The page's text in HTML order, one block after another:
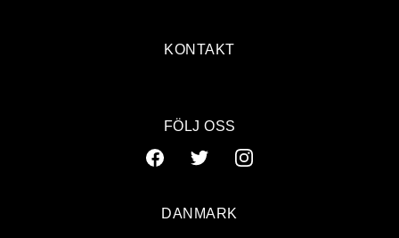
KONTAKT
FÖLJ OSS
DANMARK